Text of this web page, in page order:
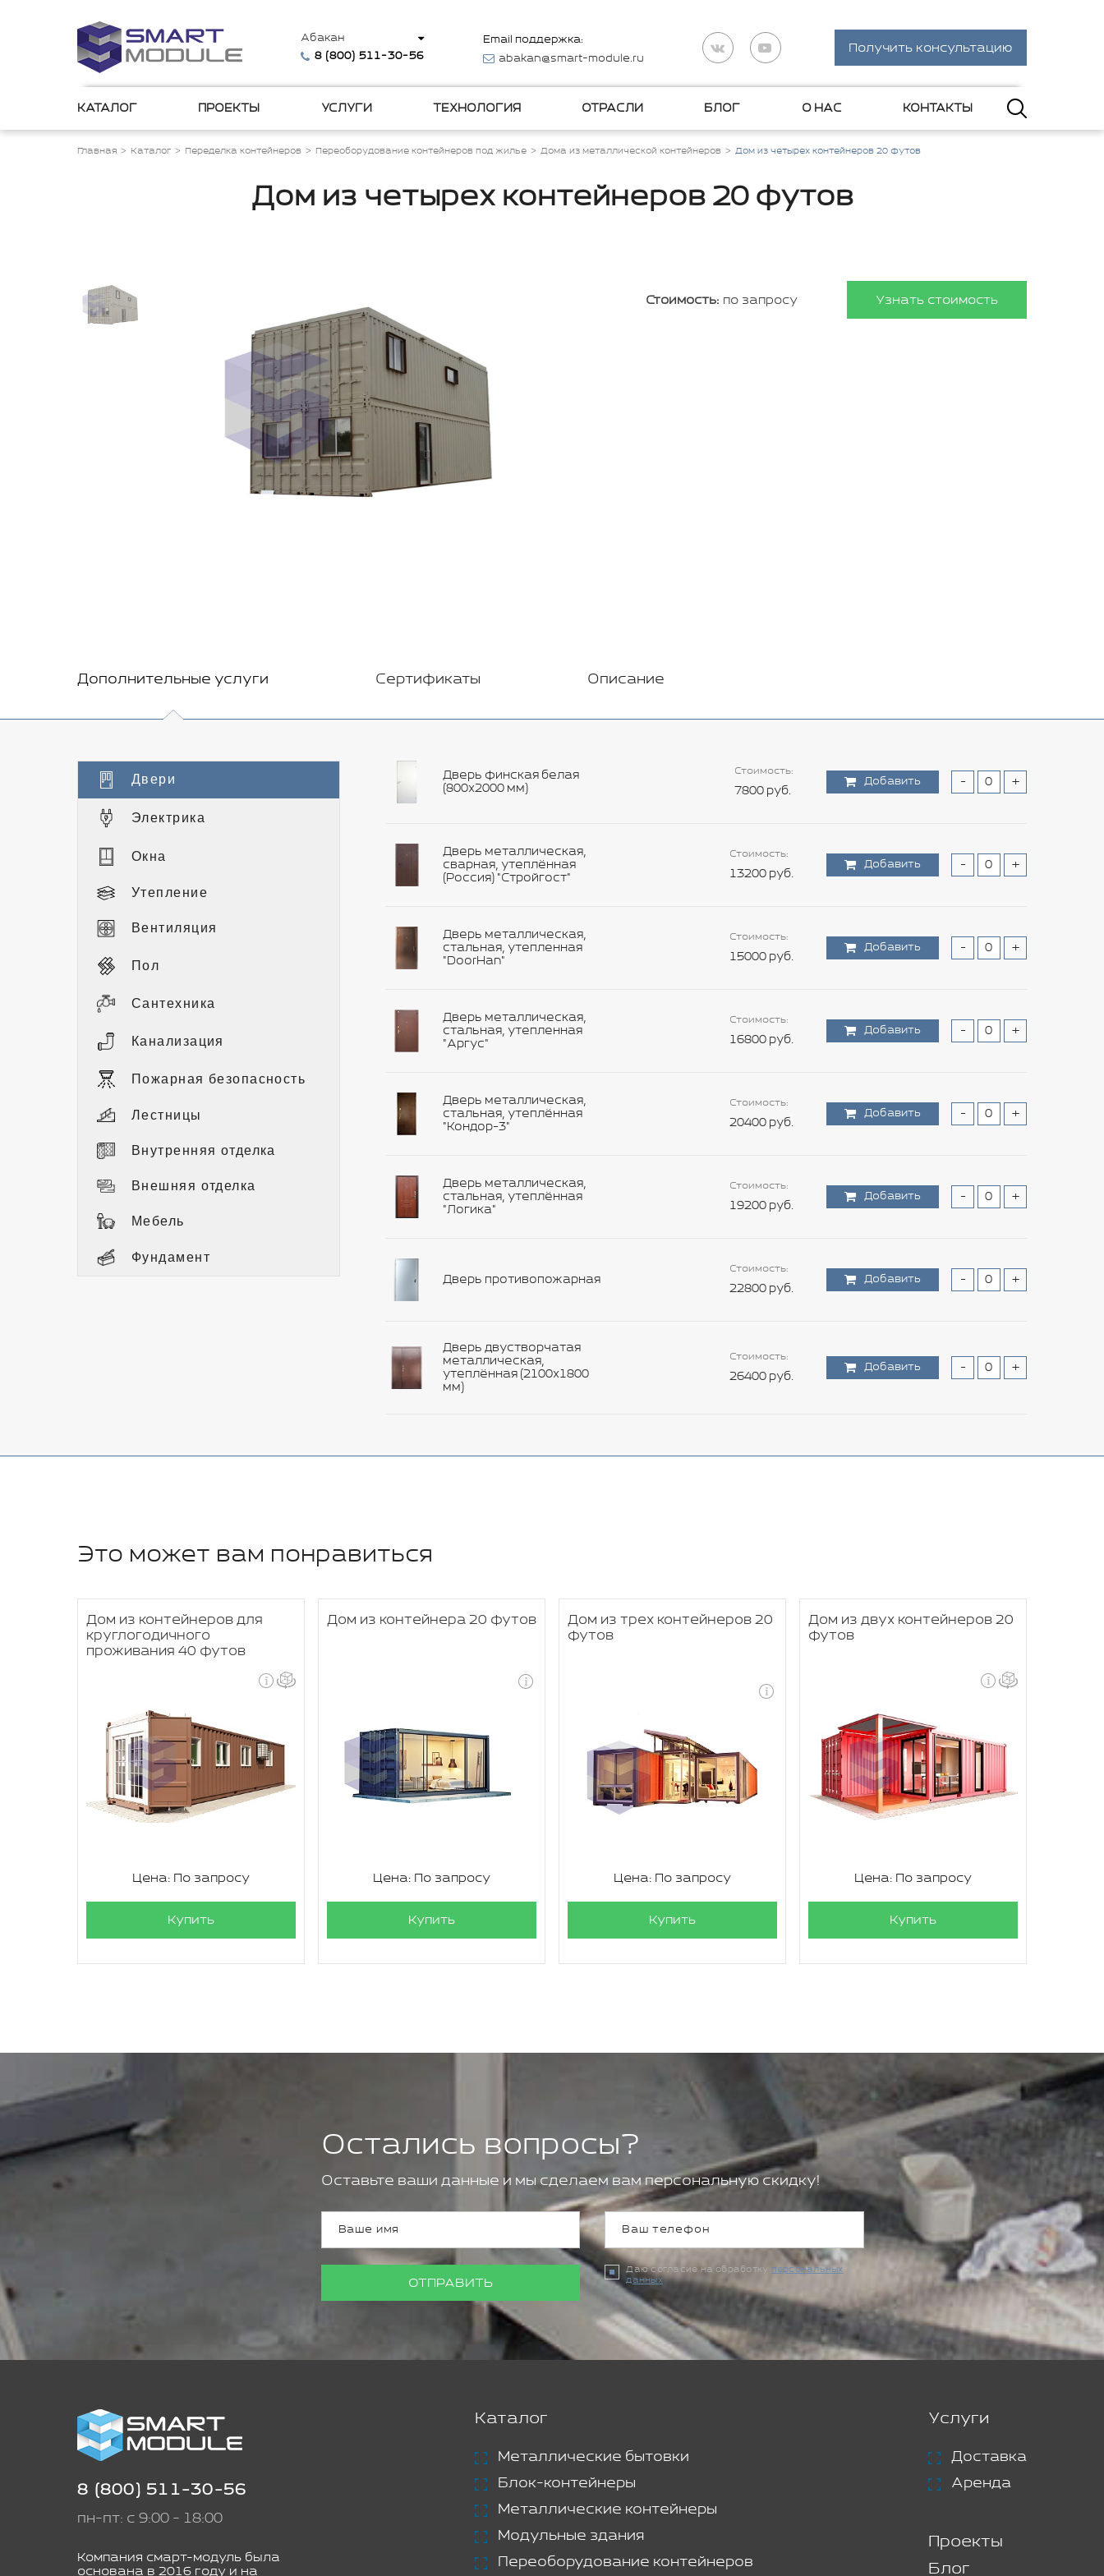
Абакан
8 (800) 511-30-56
Email поддержка:
abakan@smart-module.ru
Получить консультацию
КАТАЛОГ ПРОЕКТЫ УСЛУГИ ТЕХНОЛОГИЯ ОТРАСЛИ БЛОГ О НАС КОНТАКТЫ
Главная Каталог Переделка контейнеров Переоборудование контейнеров под жилье Дома из металлической контейнеров Дом из четырех контейнеров 20 футов
Дом из четырех контейнеров 20 футов
Стоимость: по запросу Узнать стоимость
Дополнительные услуги Сертификаты Описание
Двери
Электрика
Окна
Утепление
Вентиляция
Пол
Сантехника
Канализация
Пожарная безопасность
Лестницы
Внутренняя отделка
Внешняя отделка
Мебель
Фундамент
Дверь финская белая
(800х2000 мм)
Стоимость:
7800 руб.
Добавить - +
Дверь металлическая,
сварная, утеплённая
(Россия) "Стройгост"
Стоимость:
13200 руб.
Добавить - +
Дверь металлическая,
стальная, утепленная
"DoorHan"
Стоимость:
15000 руб.
Добавить - +
Дверь металлическая,
стальная, утепленная
"Аргус"
Стоимость:
16800 руб.
Добавить - +
Дверь металлическая,
стальная, утеплённая
"Кондор-3"
Стоимость:
20400 руб.
Добавить - +
Дверь металлическая,
стальная, утеплённая
"Логика"
Стоимость:
19200 руб.
Добавить - +
Дверь противопожарная
Стоимость:
22800 руб.
Добавить - +
Дверь двустворчатая
металлическая,
утеплённая (2100х1800
мм)
Стоимость:
26400 руб.
Добавить - +
Это может вам понравиться
Дом из контейнеров для
круглогодичного
проживания 40 футов
Цена: По запросу
Купить
Дом из контейнера 20 футов
Цена: По запросу
Купить
Дом из трех контейнеров 20
футов
Цена: По запросу
Купить
Дом из двух контейнеров 20
футов
Цена: По запросу
Купить
Остались вопросы?
Оставьте ваши данные и мы сделаем вам персональную скидку!
ОТПРАВИТЬ
Даю согласие на обработку персональных
данных
8 (800) 511-30-56
пн-пт: с 9:00 - 18:00
Компания смарт-модуль была
основана в 2016 году и на
Каталог
Металлические бытовки
Блок-контейнеры
Металлические контейнеры
Модульные здания
Переоборудование контейнеров
Услуги
Доставка
Аренда
Проекты
Блог